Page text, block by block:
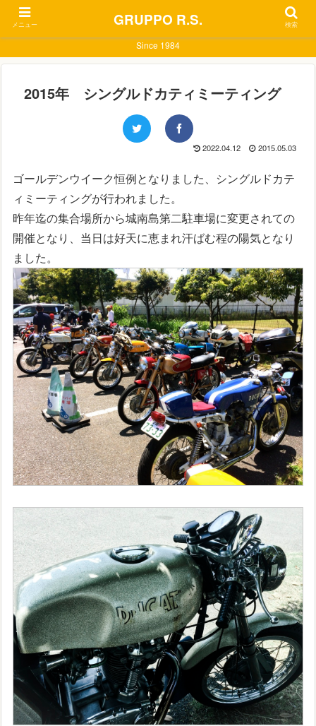
Since 1984
2015年 シングルドカティミーティング
2022.04.12 2015.05.03
ゴールデンウイーク恒例となりました、シングルドカテ
ィミーティングが行われました。
昨年迄の集合場所から城南島第二駐車場に変更されての
開催となり、当日は好天に恵まれ汗ばむ程の陽気となり
ました。
メニュー GRUPPO R.S. 検索